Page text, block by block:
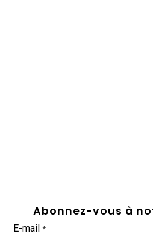
Abonnez-vous à
E-mail*